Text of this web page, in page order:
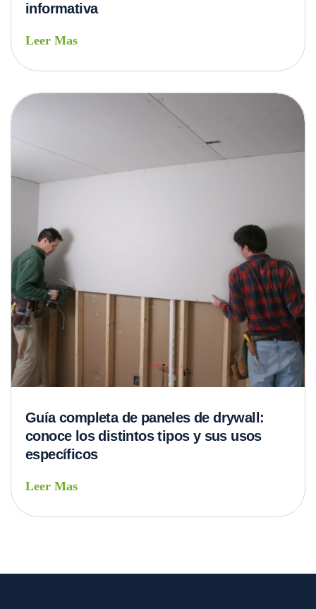
informativa
Leer Mas
Guía completa de paneles de drywall:
conoce los distintos tipos y sus usos
específicos
Leer Mas